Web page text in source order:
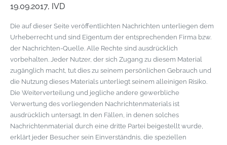
19.09.2017, IVD
Die auf dieser Seite veröffentlichten Nachrichten unterliegen dem
Urheberrecht und sind Eigentum der entsprechenden Firma bzw.
der Nachrichten-Quelle. Alle Rechte sind ausdrücklich
vorbehalten. Jeder Nutzer, der sich Zugang zu diesem Material
zugänglich macht, tut dies zu seinem persönlichen Gebrauch und
die Nutzung dieses Materials unterliegt seinem alleinigen Risiko.
Die Weiterverteilung und jegliche andere gewerbliche
Verwertung des vorliegenden Nachrichtenmaterials ist
ausdrücklich untersagt. In den Fällen, in denen solches
Nachrichtenmaterial durch eine dritte Partei beigestellt wurde,
erklärt jeder Besucher sein Einverständnis, die speziellen